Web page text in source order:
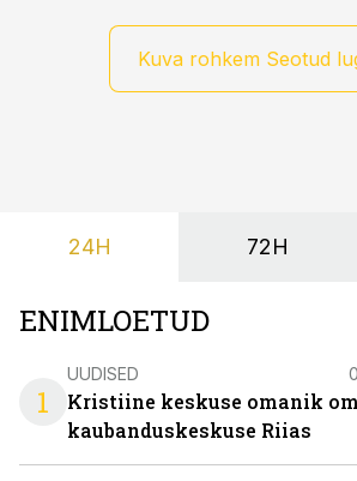
jagatud info.
Kuva rohkem Seotud
24H 72H
ENIMLOETUD
1
UUDISED
Kristiine keskuse omanik
kaubanduskeskuse Riias